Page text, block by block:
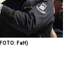
FaH)